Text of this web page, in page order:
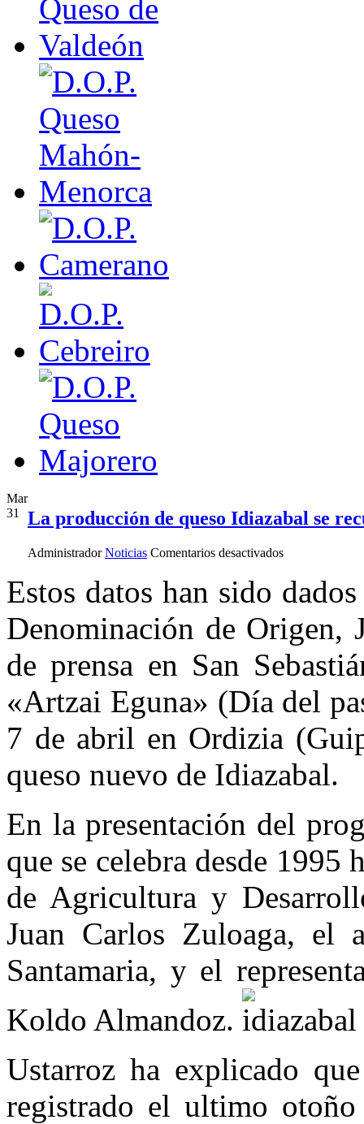
Mar
31
La producción de queso Idiazabal se
Administrador Noticias Comentarios desactivadosen
producción
de
Idiazabal
se
recupera,
con
kilos
en
2009
Estos datos han sido
Denominación de Origen,
de prensa en San
«Artzai Eguna» (Día del
7 de abril en Ordizia
queso nuevo de Idiazabal.
En la presentación del
que se celebra desde 1995
de Agricultura y
Juan Carlos Zuloaga, el
Santamaria, y el
Koldo Almandoz.
Ustarroz ha explicado
registrado el ultimo